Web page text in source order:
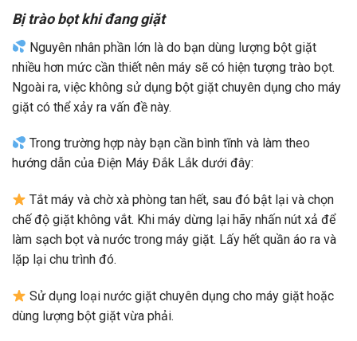
Bị trào bọt khi đang giặt
Nguyên nhân phần lớn là do bạn dùng lượng bột giặt
nhiều hơn mức cần thiết nên máy sẽ có hiện tượng trào bọt.
Ngoài ra, việc không sử dụng bột giặt chuyên dụng cho máy
giặt có thể xảy ra vấn đề này.
Trong trường hợp này bạn cần bình tĩnh và làm theo
hướng dẫn của Điện Máy Đắk Lắk dưới đây:
Tắt máy và chờ xà phòng tan hết, sau đó bật lại và chọn
chế độ giặt không vắt. Khi máy dừng lại hãy nhấn nút xả để
làm sạch bọt và nước trong máy giặt. Lấy hết quần áo ra và
lặp lại chu trình đó.
Sử dụng loại nước giặt chuyên dụng cho máy giặt hoặc
dùng lượng bột giặt vừa phải.